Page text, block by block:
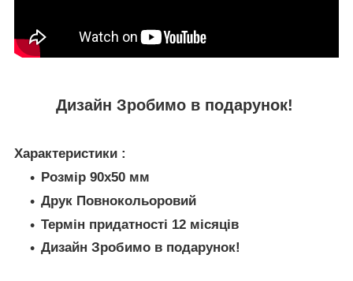
Дизайн Зробимо в подарунок!
Характеристики :
Розмір 90х50 мм
Друк Повнокольоровий
Термін придатності 12 місяців
Дизайн Зробимо в подарунок!